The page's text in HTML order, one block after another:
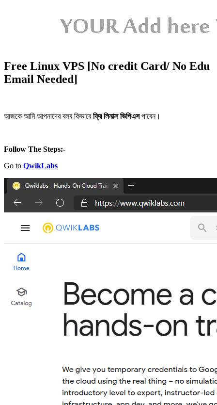
Free Linux VPS [No credit Card/ No Edu
Email Needed]
আজকে আমি আপনাদের বলব কিভাবেফ্রি লিনাক্স ভিপিএসপাবেন।
Follow The Steps:-
Go to QwikLabs